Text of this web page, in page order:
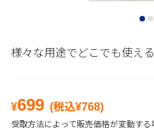
様々な用途でどこでも使え
¥699 (税込¥768)
受取方法によって販売価格が変動する